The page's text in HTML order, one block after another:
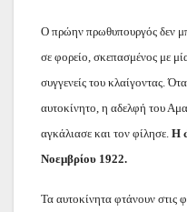
Ο πρώην πρωθυπουργός δεν
σε φορείο, σκεπασμένος με
συγγενείς του κλαίγοντας.
αυτοκίνητο, η αδελφή του
αγκάλιασε και τον φίλησε. Η
Νοεμβρίου 1922.
Τα αυτοκίνητα φτάνουν στις